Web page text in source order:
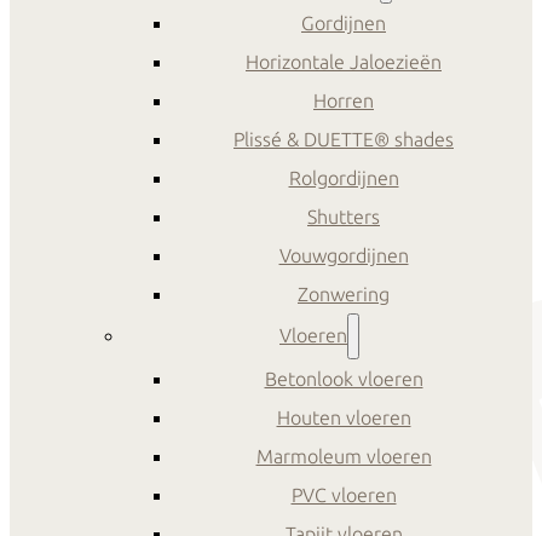
Gordijnen
Horizontale Jaloezieën
Horren
Plissé & DUETTE® shades
Rolgordijnen
Shutters
Vouwgordijnen
Zonwering
Vloeren
Betonlook vloeren
Houten vloeren
Marmoleum vloeren
PVC vloeren